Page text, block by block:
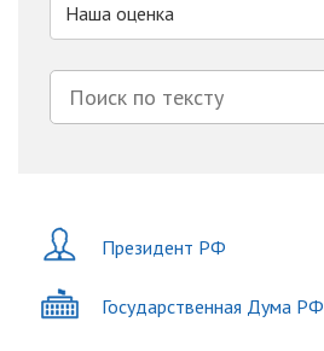
Наша оценка
Президент РФ
Государственная Дума РФ